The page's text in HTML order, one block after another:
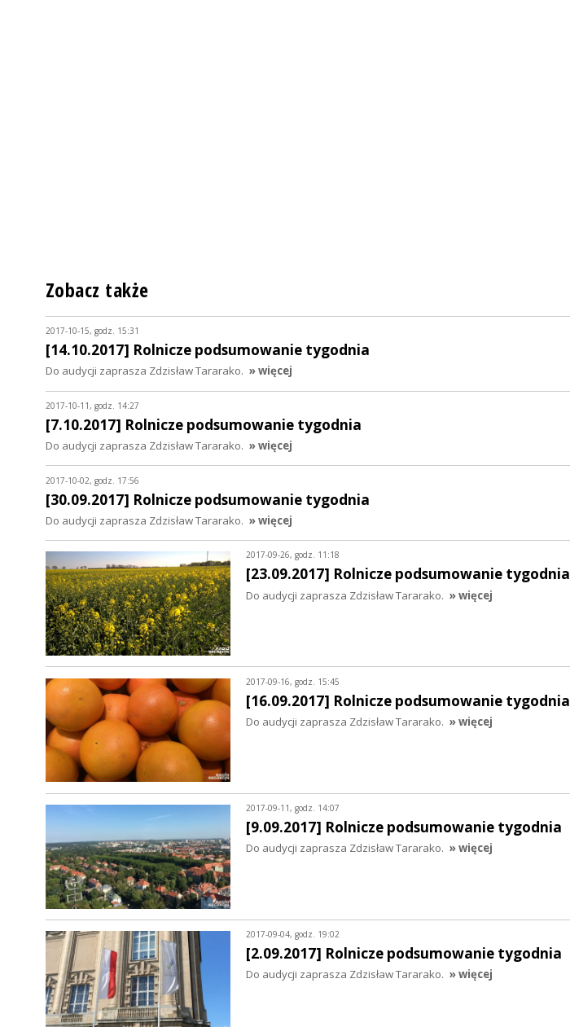
Zobacz także
2017-10-15, godz. 15:31
[14.10.2017] Rolnicze podsumowanie tygodnia
Do audycji zaprasza Zdzisław Tararako. » więcej
2017-10-11, godz. 14:27
[7.10.2017] Rolnicze podsumowanie tygodnia
Do audycji zaprasza Zdzisław Tararako. » więcej
2017-10-02, godz. 17:56
[30.09.2017] Rolnicze podsumowanie tygodnia
Do audycji zaprasza Zdzisław Tararako. » więcej
2017-09-26, godz. 11:18
[23.09.2017] Rolnicze podsumowanie tygodnia
Do audycji zaprasza Zdzisław Tararako. » więcej
2017-09-16, godz. 15:45
[16.09.2017] Rolnicze podsumowanie tygodnia
Do audycji zaprasza Zdzisław Tararako. » więcej
2017-09-11, godz. 14:07
[9.09.2017] Rolnicze podsumowanie tygodnia
Do audycji zaprasza Zdzisław Tararako. » więcej
2017-09-04, godz. 19:02
[2.09.2017] Rolnicze podsumowanie tygodnia
Do audycji zaprasza Zdzisław Tararako. » więcej